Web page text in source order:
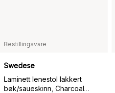
Bestillingsvare
Swedese
Laminett lenestol lakkert
bøk/saueskinn, Charcoal